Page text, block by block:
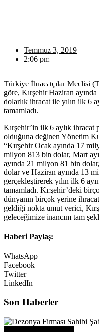
Temmuz 3, 2019
2:06 pm
Türkiye İhracatçılar Meclisi
göre, Kırşehir Haziran
dolarlık ihracat ile yılın ilk 6
tamamladı.
Kırşehir’in ilk 6 aylık ihracat
olduğuna değinen Yönetim
“Kırşehir Ocak ayında 17
milyon 813 bin dolar, Mart
ayında 21 milyon 81 bin
dolar ve Haziran ayında 13
gerçekleştirerek yılın ilk 6
tamamladı. Kırşehir’deki
dünyanın birçok yerine
geldiği nokta umut verici,
geleceğimize inancım tam
Haberi Paylaş:
WhatsApp
Facebook
Twitter
LinkedIn
Son Haberler